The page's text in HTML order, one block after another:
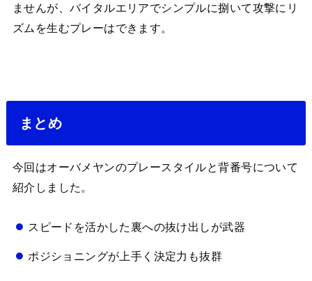
ませんが、バイタルエリアでシンプルに捌いて攻撃にリ
ズムを生むプレーはできます。
まとめ
今回はオーバメヤンのプレースタイルと背番号について
紹介しました。
スピードを活かした裏への抜け出しが武器
ポジショニングが上手く決定力も抜群